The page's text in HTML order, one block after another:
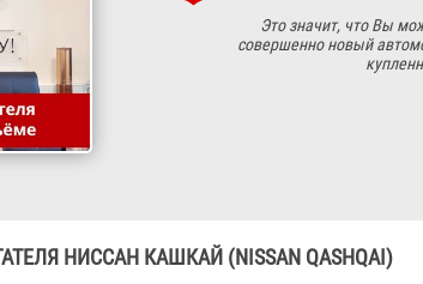
Это значит, что Вы
совершенно новый
НИССАН КАШКАЙ (NISSAN QASHQAI)